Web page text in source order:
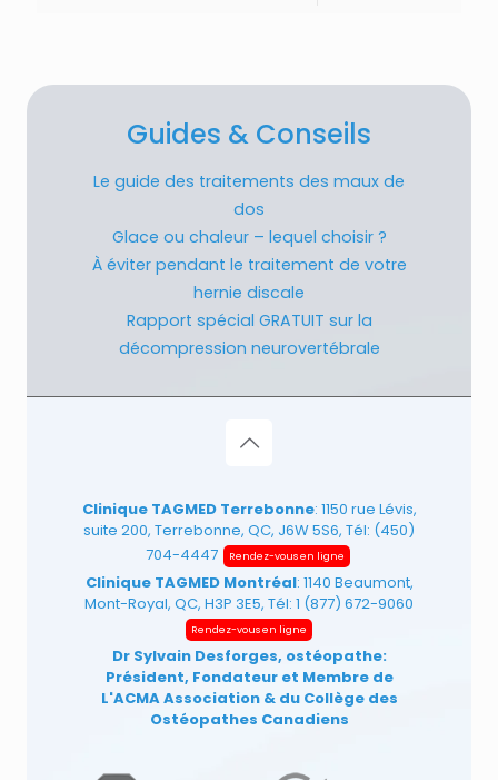
Guides & Conseils
Le guide des traitements des maux de
dos
Glace ou chaleur – lequel choisir ?
À éviter pendant le traitement de votre
hernie discale
Rapport spécial GRATUIT sur la
décompression neurovertébrale
Clinique TAGMED Terrebonne: 1150 rue Lévis,
suite 200, Terrebonne, QC, J6W 5S6, Tél: (450)
704-4447
Rendez-vous en ligne
Clinique TAGMED Montréal: 1140 Beaumont,
Mont-Royal, QC, H3P 3E5, Tél: 1 (877) 672-9060
Rendez-vous en ligne
Dr Sylvain Desforges, ostéopathe:
Président, Fondateur et Membre de
L'ACMA Association & du Collège des
Ostéopathes Canadiens